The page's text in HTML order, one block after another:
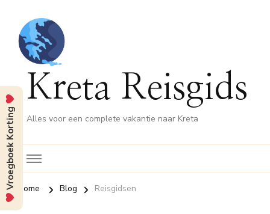
Kreta Reisgids
Alles voor een complete vakantie naar Kreta
Home Blog Reisgidsen
Vroegboek Korting